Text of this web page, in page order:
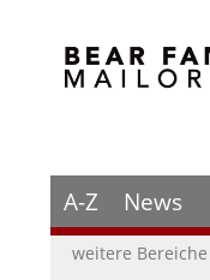
A-Z News
weitere Bereiche